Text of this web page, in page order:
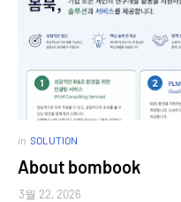
in SOLUTION
About bombook
3월 22, 2026